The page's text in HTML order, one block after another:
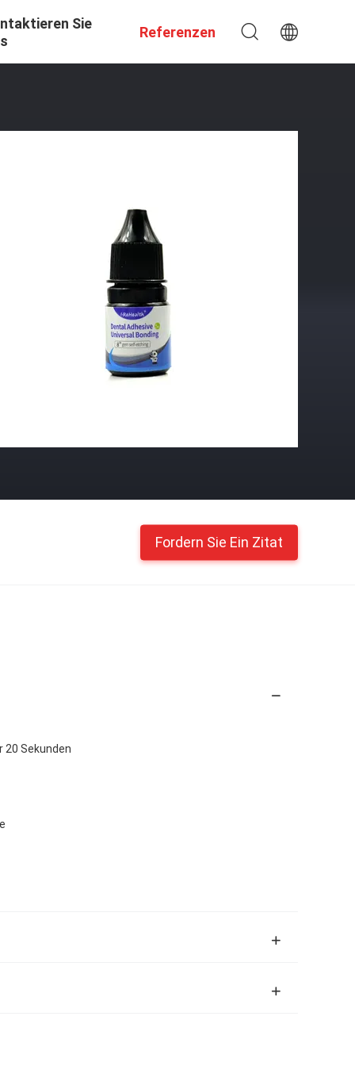
Sie
Referenzen
Fordern Sie Ein Zitat
20 Sekunden